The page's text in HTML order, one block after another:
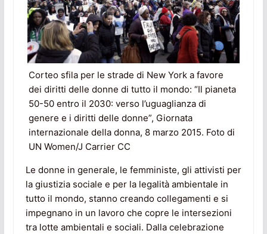
Corteo sfila per le strade di New York a favore
dei diritti delle donne di tutto il mondo: “Il pianeta
50-50 entro il 2030: verso l’uguaglianza di
genere e i diritti delle donne”, Giornata
internazionale della donna, 8 marzo 2015. Foto di
UN Women/J Carrier CC
Le donne in generale, le femministe, gli attivisti per
la giustizia sociale e per la legalità ambientale in
tutto il mondo, stanno creando collegamenti e si
impegnano in un lavoro che copre le intersezioni
tra lotte ambientali e sociali. Dalla celebrazione